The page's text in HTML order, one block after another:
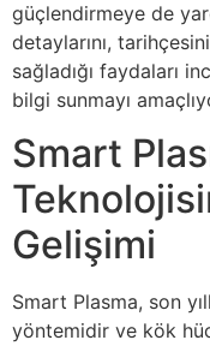
güçlendirmeye de
detaylarını,
sağladığı faydaları
bilgi sunmayı
Smart
Gelişimi
Smart Plasma, son
yöntemidir ve kök